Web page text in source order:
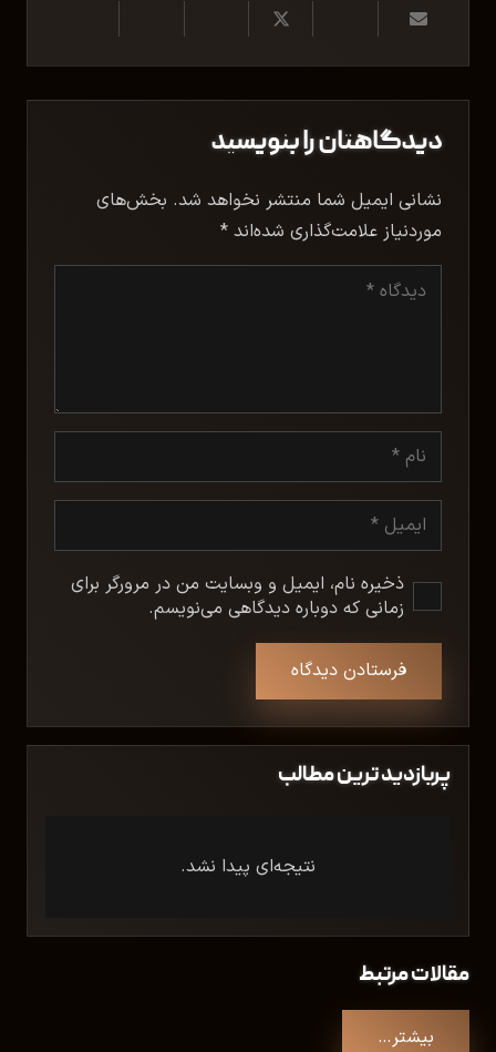
دیدگاهتان را بنویسید
نشانی ایمیل شما منتشر نخواهد شد. بخش‌های
موردنیاز علامت‌گذاری شده‌اند *
ذخیره نام، ایمیل و وبسایت من در مرورگر برای
زمانی که دوباره دیدگاهی می‌نویسم.
فرستادن دیدگاه
پربازدید ترین مطالب
نتیجه‌ای پیدا نشد.
مقالات مرتبط
بیشتر…